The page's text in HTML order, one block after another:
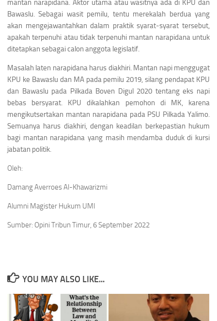
mantan narapidana. Aktor utama atau wasitnya ada di KPU dan
Bawaslu. Sebagai wasit pemilu, tentu merekalah berdua yang
akan mengejawantahkan dalam praktik syarat-syarat tersebut,
apakah terpenuhi atau tidak terpenuhi mantan narapidana untuk
ditetapkan sebagai calon anggota legislatif.
Masalah laten narapidana harus diakhiri. Mantan napi menggugat
KPU ke Bawaslu dan MA pada pemilu 2019, silang pendapat KPU
dan Bawaslu pada Pilkada Boven Digul 2020 tentang eks napi
bebas bersyarat. KPU dikalahkan pemohon di MK, karena
mengikutsertakan mantan narapidana pada PSU Pilkada Yalimo.
Semuanya harus diakhiri, dengan keadilan berkepastian hukum
bagi mantan narapidana yang masih mendamba duduk di kursi
jabatan politik.
Oleh:
Damang Averroes Al-Khawarizmi
Alumni Magister Hukum UMI
Sumber: Opini Tribun Timur, 6 September 2022
YOU MAY ALSO LIKE...